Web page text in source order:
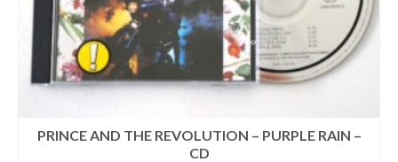
PRINCE AND THE REVOLUTION – PURPLE RAIN –
CD